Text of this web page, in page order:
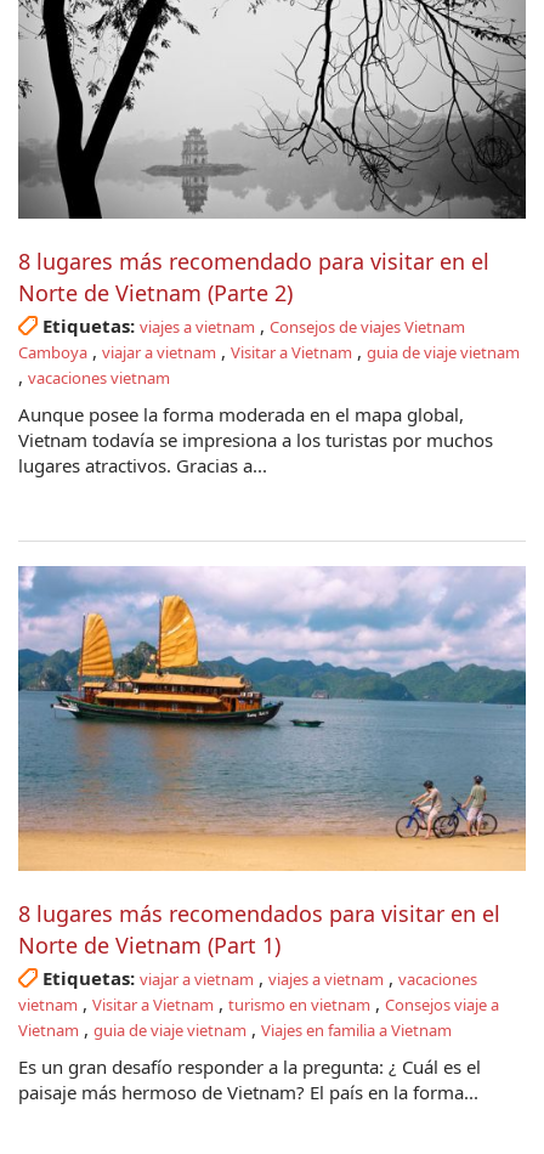
8 lugares más recomendado para visitar en el
Norte de Vietnam (Parte 2)
Etiquetas: viajes a vietnam , Consejos de viajes Vietnam
Camboya , viajar a vietnam , Visitar a Vietnam , guia de viaje vietnam
, vacaciones vietnam
Aunque posee la forma moderada en el mapa global,
Vietnam todavía se impresiona a los turistas por muchos
lugares atractivos. Gracias a...
8 lugares más recomendados para visitar en el
Norte de Vietnam (Part 1)
Etiquetas: viajar a vietnam , viajes a vietnam , vacaciones
vietnam , Visitar a Vietnam , turismo en vietnam , Consejos viaje a
Vietnam , guia de viaje vietnam , Viajes en familia a Vietnam
Es un gran desafío responder a la pregunta: ¿ Cuál es el
paisaje más hermoso de Vietnam? El país en la forma...